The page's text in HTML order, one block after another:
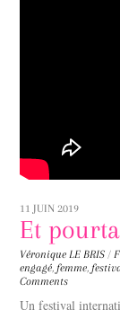
11 JUIN 2019
Et
Véronique LE BRIS /
engagé, femme,
Comments
Un festival